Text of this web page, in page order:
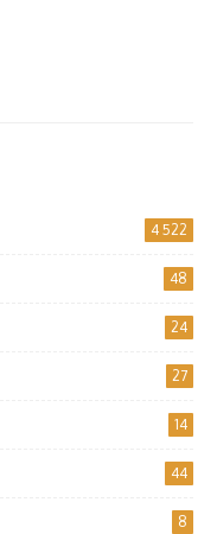
4 522
48
24
27
14
44
8